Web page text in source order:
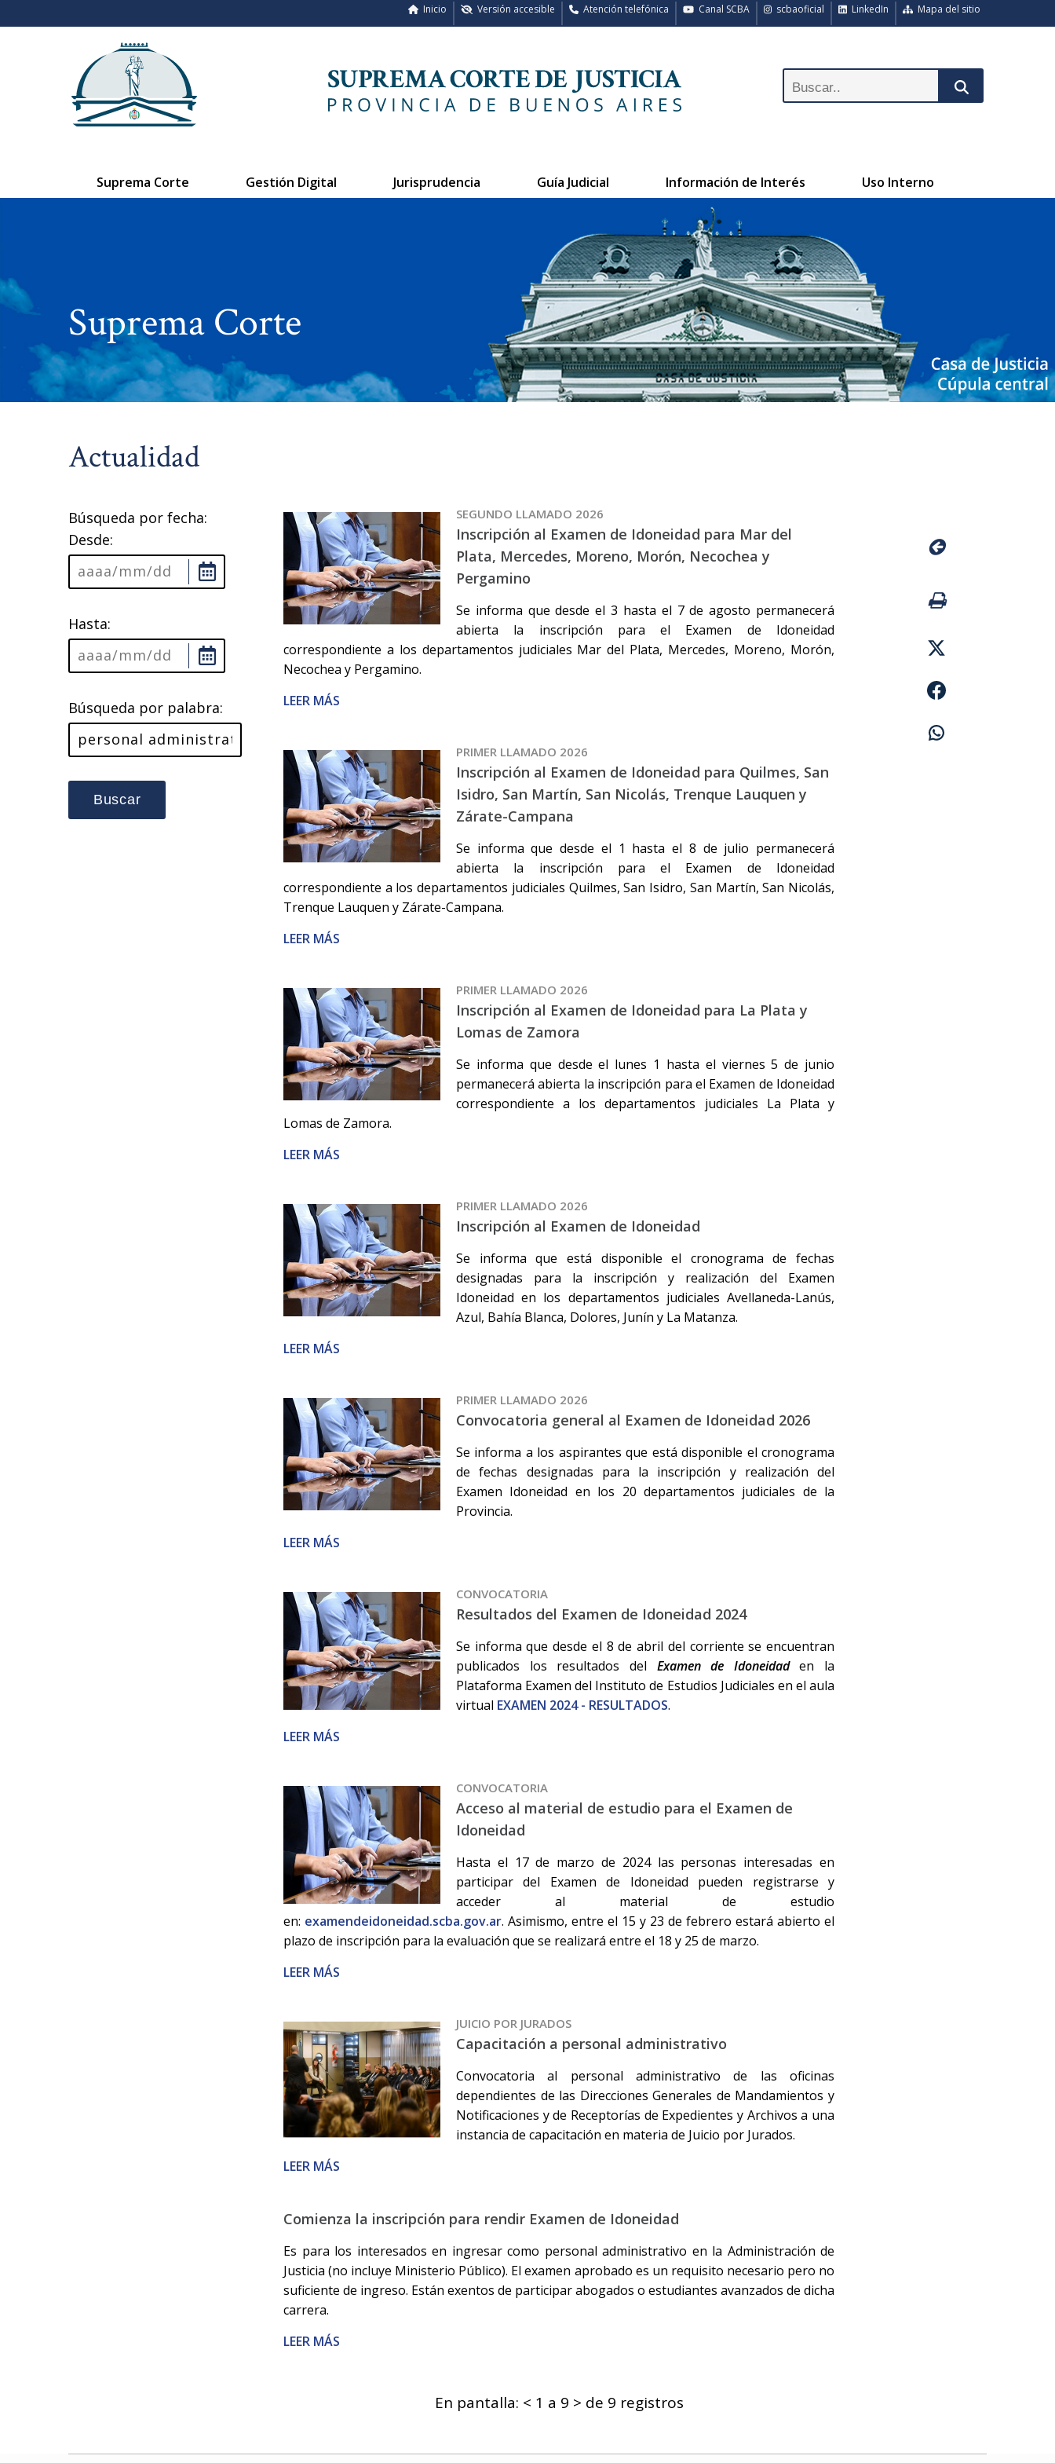
Mapa del sitio
LinkedIn
scbaoficial
Canal SCBA
Atención telefónica
Versión accesible
Inicio
Suprema Corte Gestión Digital Jurisprudencia Guía Judicial Información de Interés Uso Interno
Suprema Corte
Actualidad
Búsqueda por fecha:
Desde:
Hasta:
Búsqueda por palabra:
Buscar
SEGUNDO LLAMADO 2026
Inscripción al Examen de Idoneidad para Mar del
Plata, Mercedes, Moreno, Morón, Necochea y
Pergamino
Se informa que desde el 3 hasta el 7 de agosto permanecerá
abierta la inscripción para el Examen de Idoneidad
correspondiente a los departamentos judiciales Mar del Plata, Mercedes, Moreno, Morón,
Necochea y Pergamino.
LEER MÁS
PRIMER LLAMADO 2026
Inscripción al Examen de Idoneidad para Quilmes, San
Isidro, San Martín, San Nicolás, Trenque Lauquen y
Zárate-Campana
Se informa que desde el 1 hasta el 8 de julio permanecerá
abierta la inscripción para el Examen de Idoneidad
correspondiente a los departamentos judiciales Quilmes, San Isidro, San Martín, San Nicolás,
Trenque Lauquen y Zárate-Campana.
LEER MÁS
PRIMER LLAMADO 2026
Inscripción al Examen de Idoneidad para La Plata y
Lomas de Zamora
Se informa que desde el lunes 1 hasta el viernes 5 de junio
permanecerá abierta la inscripción para el Examen de Idoneidad
correspondiente a los departamentos judiciales La Plata y
Lomas de Zamora.
LEER MÁS
PRIMER LLAMADO 2026
Inscripción al Examen de Idoneidad
Se informa que está disponible el cronograma de fechas
designadas para la inscripción y realización del Examen
Idoneidad en los departamentos judiciales Avellaneda-Lanús,
Azul, Bahía Blanca, Dolores, Junín y La Matanza.
LEER MÁS
PRIMER LLAMADO 2026
Convocatoria general al Examen de Idoneidad 2026
Se informa a los aspirantes que está disponible el cronograma
de fechas designadas para la inscripción y realización del
Examen Idoneidad en los 20 departamentos judiciales de la
Provincia.
LEER MÁS
CONVOCATORIA
Resultados del Examen de Idoneidad 2024
Se informa que desde el 8 de abril del corriente se encuentran
publicados los resultados del Examen de Idoneidaden la
Plataforma Examen del Instituto de Estudios Judiciales en el aula
virtual EXAMEN 2024 - RESULTADOS.
LEER MÁS
CONVOCATORIA
Acceso al material de estudio para el Examen de
Idoneidad
Hasta el 17 de marzo de 2024 las personas interesadas en
participar del Examen de Idoneidad pueden registrarse y
acceder al material de estudio
en: examendeidoneidad.scba.gov.ar. Asimismo, entre el 15 y 23 de febrero estará abierto el
plazo de inscripción para la evaluación que se realizará entre el 18 y 25 de marzo.
LEER MÁS
JUICIO POR JURADOS
Capacitación a personal administrativo
Convocatoria al personal administrativo de las oficinas
dependientes de las Direcciones Generales de Mandamientos y
Notificaciones y de Receptorías de Expedientes y Archivos a una
instancia de capacitación en materia de Juicio por Jurados.
LEER MÁS
Comienza la inscripción para rendir Examen de Idoneidad
Es para los interesados en ingresar como personal administrativo en la Administración de
Justicia (no incluye Ministerio Público). El examen aprobado es un requisito necesario pero no
suficiente de ingreso. Están exentos de participar abogados o estudiantes avanzados de dicha
carrera.
LEER MÁS
En pantalla: < 1 a 9 > de 9 registros